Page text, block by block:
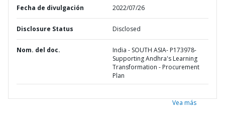
Fecha de divulgación 2022/07/26
Disclosure Status Disclosed
Nom. del doc.
India - SOUTH ASIA- P173978-
Supporting Andhra's Learning
Transformation - Procurement
Plan
Vea más